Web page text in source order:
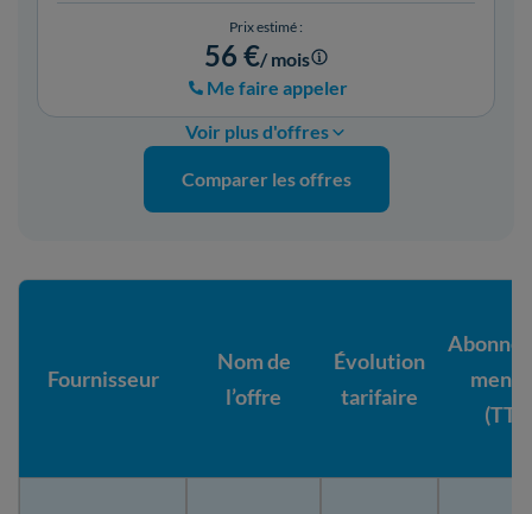
Prix estimé :
56 €/ mois
Me faire appeler
Voir plus d'offres
Comparer les offres
Fournisseur
Nom de
l’offre
Évolution
tarifaire